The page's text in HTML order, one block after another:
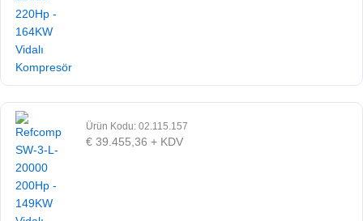
Ürün Kodu: 02.115.157
€ 39.455,36 + KDV